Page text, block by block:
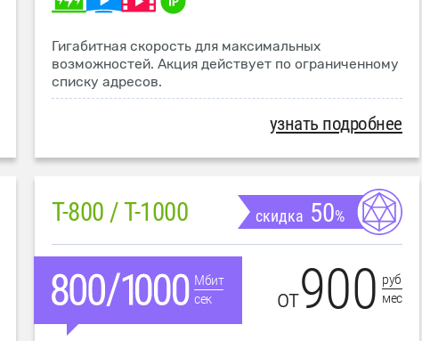
Гигабитная скорость для максимальных
возможностей. Акция действует по ограниченному
списку адресов.
узнать подробнее
T-800 / T-1000 скидка 50%
Мбит
сек
от900 руб
мес